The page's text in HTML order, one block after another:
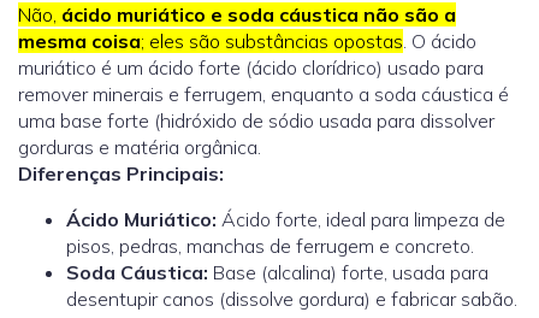
Não, ácido muriático e soda cáustica não são a
mesma coisa; eles são substâncias opostas . O ácido
muriático é um ácido forte (ácido clorídrico) usado para
remover minerais e ferrugem, enquanto a soda cáustica é
uma base forte (hidróxido de sódio usada para dissolver
gorduras e matéria orgânica.
Diferenças Principais:
Ácido Muriático: Ácido forte, ideal para limpeza de
pisos, pedras, manchas de ferrugem e concreto.
Soda Cáustica: Base (alcalina) forte, usada para
desentupir canos (dissolve gordura) e fabricar sabão.